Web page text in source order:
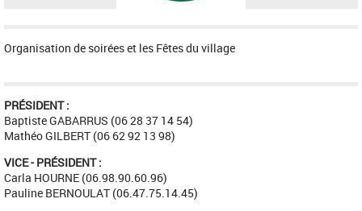
Organisation de soirées et les Fêtes du village
PRÉSIDENT :
Baptiste GABARRUS (06 28 37 14 54)
Mathéo GILBERT (06 62 92 13 98)
VICE - PRÉSIDENT :
Carla HOURNE (06.98.90.60.96)
Pauline BERNOULAT (06.47.75.14.45)